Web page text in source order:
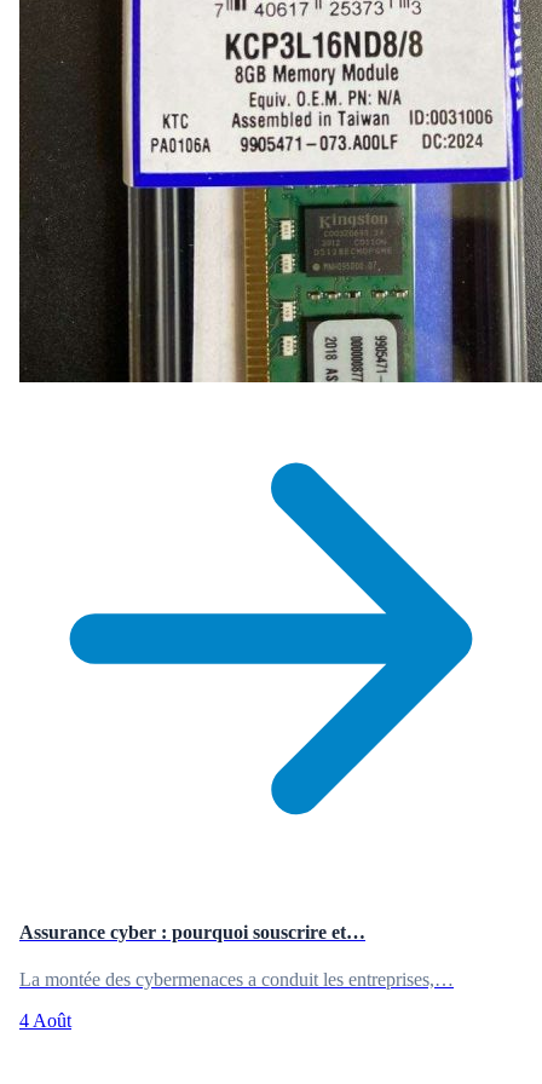
Assurance cyber : pourquoi souscrire et…
La montée des cybermenaces a conduit les entreprises,…
4 Août